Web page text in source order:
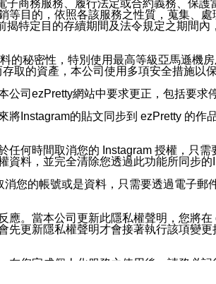
商務服務、履行法定或合約義務、保
目的，依照各該服務之性質，蒐集、處
特定目的存續期間及法令規定之期間
的秘密性，特別使用最高等級亞馬遜機
取的資產，本公司使用多項安全措施以
司ezPretty網站中要求更正，包括要求
Instagram的貼文同步到 ezPretty 的
何時間取消您的 Instagram 授權，只
料，並完全清除您透過此功能所同步的
您的帳號或是資料，只需要透過電子郵
。當本公司更新此隱私權聲明，您將
更新隱私權聲明才會接著執行該項變
您完成個人化服務之使用後，請務必